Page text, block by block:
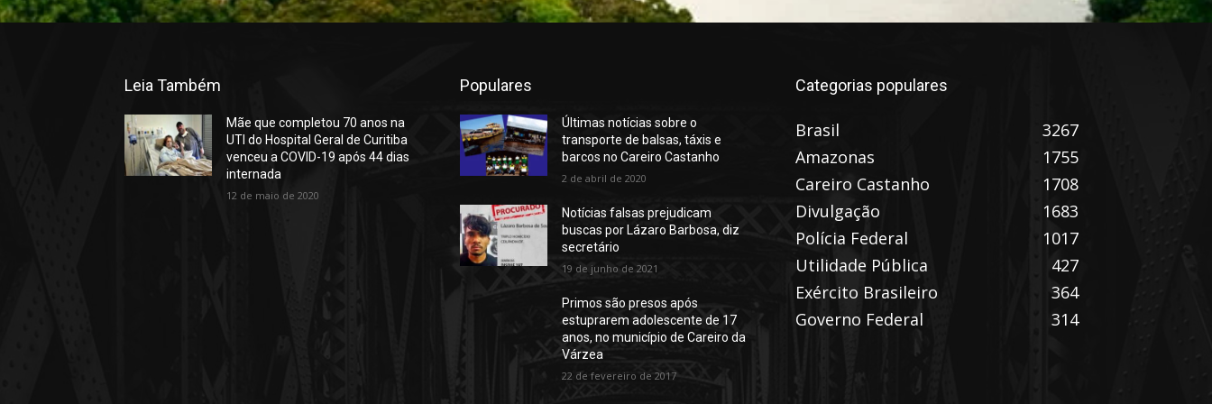
Leia Também
Mãe que completou 70 anos na
UTI do Hospital Geral de Curitiba
venceu a COVID-19 após 44 dias
internada
12 de maio de 2020
Populares
Últimas notícias sobre o
transporte de balsas, táxis e
barcos no Careiro Castanho
2 de abril de 2020
Notícias falsas prejudicam
buscas por Lázaro Barbosa, diz
secretário
19 de junho de 2021
Primos são presos após
estuprarem adolescente de 17
anos, no município de Careiro da
Várzea
22 de fevereiro de 2017
Categorias populares
Brasil
3267
Amazonas
1755
Careiro Castanho
1708
Divulgação
1683
Polícia Federal
1017
Utilidade Pública
427
Exército Brasileiro
364
Governo Federal
314